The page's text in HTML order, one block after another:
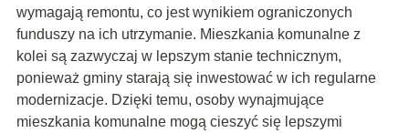
wymagają remontu, co jest wynikiem ograniczonych
funduszy na ich utrzymanie. Mieszkania komunalne z
kolei są zazwyczaj w lepszym stanie technicznym,
ponieważ gminy starają się inwestować w ich regularne
modernizacje. Dzięki temu, osoby wynajmujące
mieszkania komunalne mogą cieszyć się lepszymi